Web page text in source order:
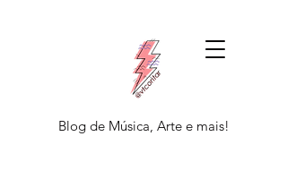
Blog de Música, Arte e mais!